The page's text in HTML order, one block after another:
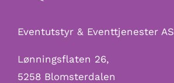
Eventutstyr & Eventtjenester AS
Lønningsflaten 26,
5258 Blomsterdalen